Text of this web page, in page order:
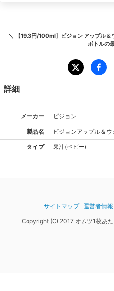
＼
【19.3円/100ml】ピジョン アップル
ボトルの
詳細
メーカー ピジョン
製品名 ピジョンアップル＆
タイプ 果汁(ベビー)
サイトマップ 運営者情報
Copyright (C) 2017 オムツ1枚あ